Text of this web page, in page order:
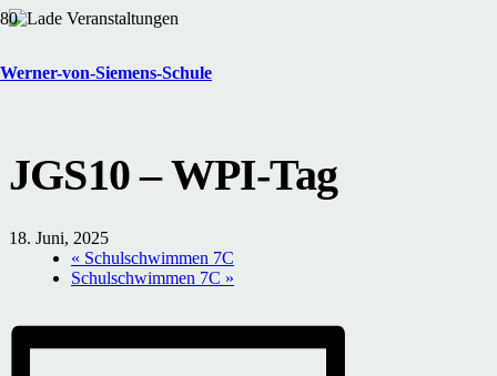
Werner-von-Siemens-Schule
JGS10 – WPI-Tag
18. Juni, 2025
« Schulschwimmen 7C
Schulschwimmen 7C »